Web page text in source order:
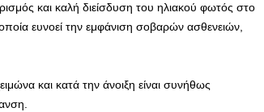
και καλή διείσδυση του ηλιακού φωτός στο
ευνοεί την εμφάνιση σοβαρών ασθενειών,
και κατά την άνοιξη είναι συνήθως